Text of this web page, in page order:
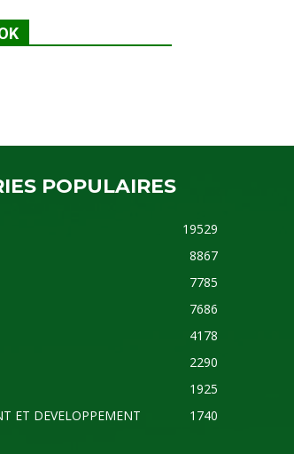
POPULAIRES
19529
8867
7785
7686
4178
2290
1925
ET DEVELOPPEMENT
1740